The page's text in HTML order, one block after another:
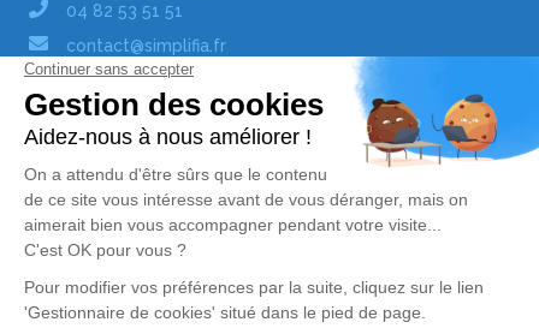
04 82 53 51 51
contact@simplifia.fr
Réseaux sociaux
Liens utiles
Publier un avis de décès
Signaler un abus/une erreur